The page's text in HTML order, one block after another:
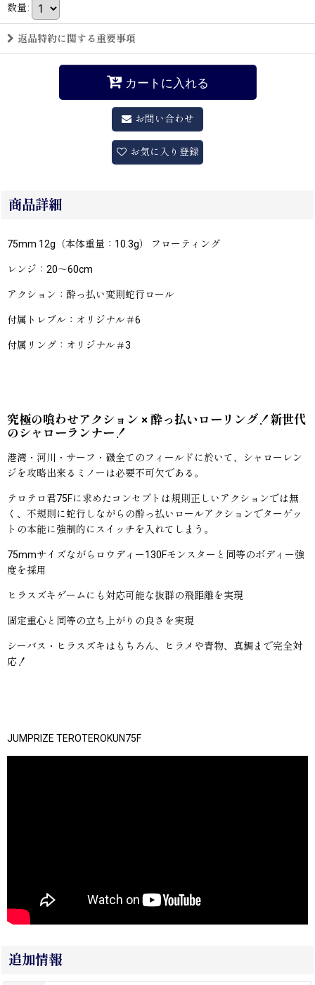
数量:
返品特約に関する重要事項
カートに入れる
お問い合わせ
お気に入り登録
商品詳細
75mm 12g（本体重量：10.3g） フローティング
レンジ：20〜60cm
アクション：酔っ払い変則蛇行ロール
付属トレブル：オリジナル＃6
付属リング：オリジナル＃3
究極の喰わせアクション × 酔っ払いローリング！新世代
のシャローランナー！
港湾・河川・サーフ・磯全てのフィールドに於いて、シャローレン
ジを攻略出来るミノーは必要不可欠である。
テロテロ君75Fに求めたコンセプトは規則正しいアクションでは無
く、不規則に蛇行しながらの酔っ払いロールアクションでターゲッ
トの本能に強制的にスイッチを入れてしまう。
75mmサイズながらロウディー130Fモンスターと同等のボディー強
度を採用
ヒラスズキゲームにも対応可能な抜群の飛距離を実現
固定重心と同等の立ち上がりの良さを実現
シーバス・ヒラスズキはもちろん、ヒラメや青物、真鯛まで完全対
応！
JUMPRIZE TEROTEROKUN75F
追加情報